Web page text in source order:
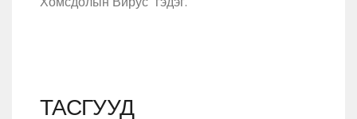
ТАСГУУД